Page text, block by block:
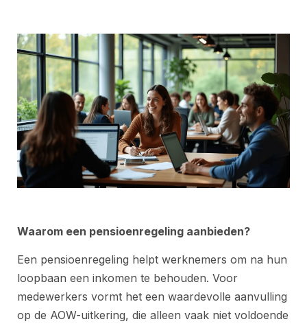
Waarom een pensioenregeling aanbieden?
Een pensioenregeling helpt werknemers om na hun
loopbaan een inkomen te behouden. Voor
medewerkers vormt het een waardevolle aanvulling
op de AOW-uitkering, die alleen vaak niet voldoende